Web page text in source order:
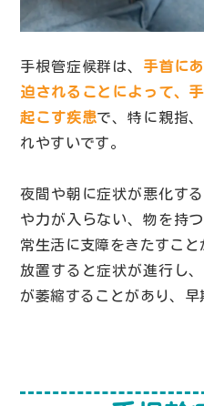
手根管症候群は、 手首に
迫されることによって、
起こす疾患で、特に親指
れやすいです。
夜間や朝に症状が悪化す
や力が入らない、物を持
常生活に支障をきたすこと
放置すると症状が進行し
が萎縮することがあり、早